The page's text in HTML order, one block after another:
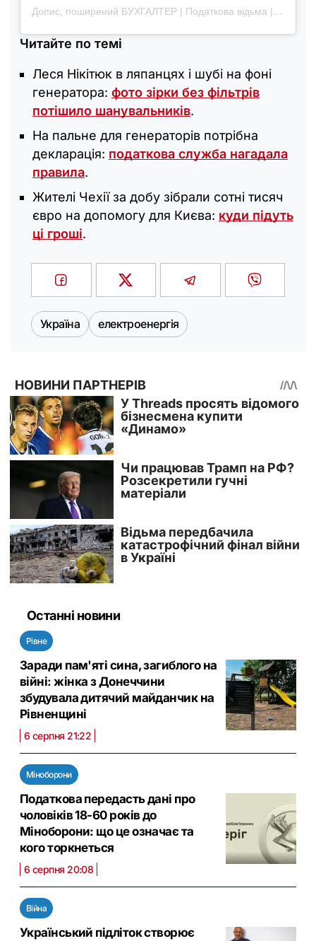
Допис, поширений БУХГАЛТЕР | Податкова відьма | Автор Біблія ФОПа ⚡ (@olena.syniuk)
Читайте по темі
Леся Нікітюк в ляпанцях і шубі на фоні
генератора: фото зірки без фільтрів
потішило шанувальників.
На пальне для генераторів потрібна
декларація: податкова служба нагадала
правила.
Жителі Чехії за добу зібрали сотні тисяч
євро на допомогу для Києва: куди підуть
ці гроші.
Україна електроенергія
Останні новини
Рівне
Заради пам'яті сина, загиблого на
війні: жінка з Донеччини
збудувала дитячий майданчик на
Рівненщині
6 серпня 21:22
Міноборони
Податкова передасть дані про
чоловіків 18-60 років до
Міноборони: що це означає та
кого торкнеться
6 серпня 20:08
Війна
Український підліток створює